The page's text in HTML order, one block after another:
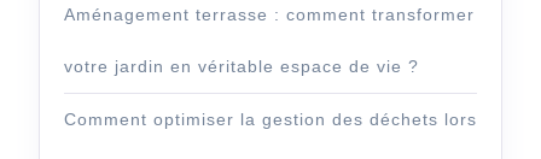
Aménagement terrasse : comment transformer
votre jardin en véritable espace de vie ?
Comment optimiser la gestion des déchets lors